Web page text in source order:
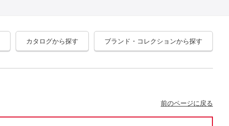
カタログから探す ブランド・コレクションから探す
前のページに戻る